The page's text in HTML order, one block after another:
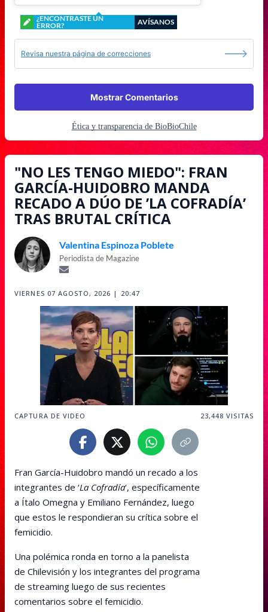
¿ENCONTRASTE UN
ERROR?
AVÍSANOS
Revisa nuestra página de correcciones
Mostrar Comentarios
Ética y transparencia de BioBioChile
"NO LES TENGO MIEDO": FRAN
GARCÍA-HUIDOBRO MANDA
RECADO A DÚO DE ’LA COFRADÍA’
TRAS BRUTAL CRÍTICA
Valentina Espinoza Poblete
Periodista de Magazine
VIERNES 07 AGOSTO, 2026 | 20:47
CAPTURA DE VIDEO 23,448 VISITAS
Fran García-Huidobro mandó un recado a los
integrantes de ‘La Cofradía‘, específicamente
a Ítalo Omegna y Emiliano Fernández, luego
que estos le respondieran su crítica sobre el
femicidio.
Una polémica ronda en torno a la panelista
de Chilevisión y los integrantes del programa
de streaming luego de sus recientes
comentarios sobre el femicidio.